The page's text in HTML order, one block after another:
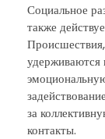
Социальное
также
удерживаются
за
контакты.